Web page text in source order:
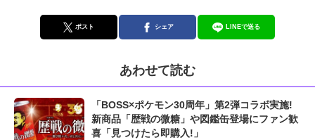
ポスト シェア LINEで送る
あわせて読む
「BOSS×ポケモン30周年」第2弾コラボ実施!
新商品「歴戦の微糖」や図鑑缶登場にファン歓
喜「見つけたら即購入!」